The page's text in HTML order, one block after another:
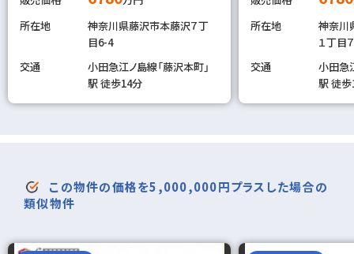
所在地
神奈川県藤沢市本藤沢７丁
目6-4
交通
小田急江ノ島線「藤沢本町」
駅 徒歩14分
所在地
神奈川
１丁目
交通
小田急
駅 徒
この物件の価格を5,000,000円プラスした場合の
類似物件